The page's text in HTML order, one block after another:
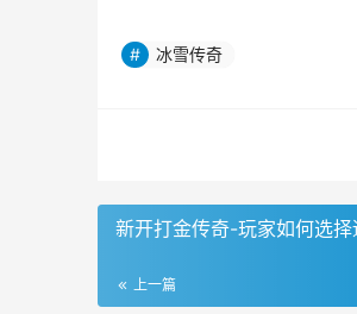
冰雪传奇
新开打金传奇-玩家如何选
上一篇